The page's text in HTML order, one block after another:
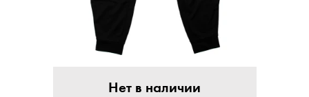
Нет в наличии